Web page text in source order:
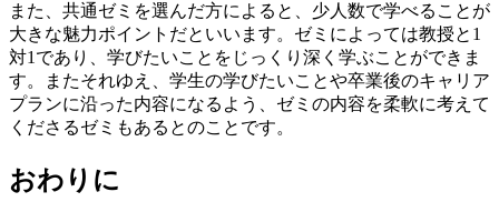
また、共通ゼミを選んだ方によると、少人数で学べることが
大きな魅力ポイントだといいます。ゼミによっては教授と1
対1であり、学びたいことをじっくり深く学ぶことができま
す。またそれゆえ、学生の学びたいことや卒業後のキャリア
プランに沿った内容になるよう、ゼミの内容を柔軟に考えて
くださるゼミもあるとのことです。
おわりに